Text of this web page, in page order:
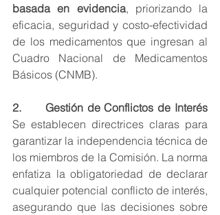
basada en evidencia, priorizando la
eficacia, seguridad y costo-efectividad
de los medicamentos que ingresan al
Cuadro Nacional de Medicamentos
Básicos (CNMB).
2.      Gestión de Conflictos de Interés
Se establecen directrices claras para
garantizar la independencia técnica de
los miembros de la Comisión. La norma
enfatiza la obligatoriedad de declarar
cualquier potencial conflicto de interés,
asegurando que las decisiones sobre